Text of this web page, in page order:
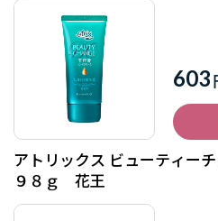
603
アトリックス ビューティー
９８ｇ 花王